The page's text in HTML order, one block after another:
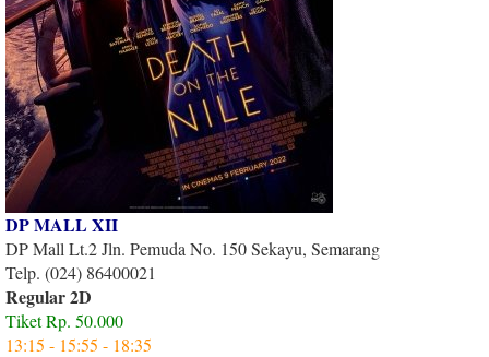
DP MALL XII
DP Mall Lt.2 Jln. Pemuda No. 150 Sekayu, Semarang
Telp. (024) 86400021
Regular 2D
Tiket Rp. 50.000
13:15 - 15:55 - 18:35